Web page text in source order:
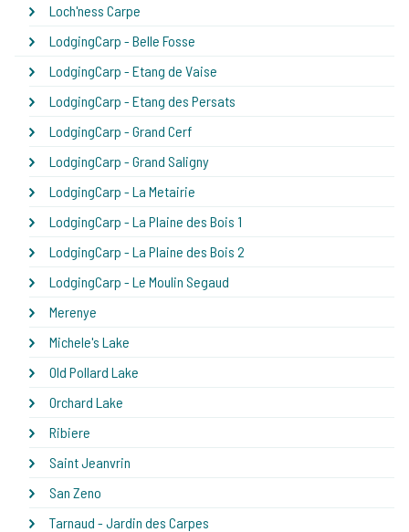
Loch'ness Carpe
LodgingCarp - Belle Fosse
LodgingCarp - Etang de Vaise
LodgingCarp - Etang des Persats
LodgingCarp - Grand Cerf
LodgingCarp - Grand Saligny
LodgingCarp - La Metairie
LodgingCarp - La Plaine des Bois 1
LodgingCarp - La Plaine des Bois 2
LodgingCarp - Le Moulin Segaud
Merenye
Michele's Lake
Old Pollard Lake
Orchard Lake
Ribiere
Saint Jeanvrin
San Zeno
Tarnaud - Jardin des Carpes